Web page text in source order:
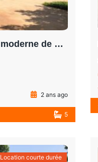
Villa Nadir – Magnifique villa moderne de 4 chambres en première ligne de golf à louer à Palmeraie Marrakech
2 ans ago
5
Location courte durée